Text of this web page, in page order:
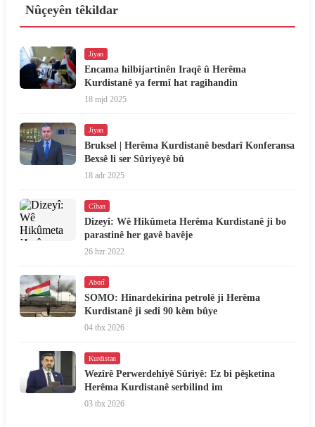
Nûçeyên têkildar
Jiyan
Encama hilbijartinên Iraqê û Herêma
Kurdistanê ya fermî hat ragihandin
18 mjd 2025
Jiyan
Bruksel | Herêma Kurdistanê besdarî Konferansa
Bexsê li ser Sûriyeyê bû
18 adr 2025
Cîhan
Dizeyî: Wê Hikûmeta Herêma Kurdistanê ji bo
parastinê her gavê bavêje
26 hzr 2022
Aborî
SOMO: Hinardekirina petrolê ji Herêma
Kurdistanê ji sedî 90 kêm bûye
04 tbx 2026
Kurdistan
Wezîrê Perwerdehiyê Sûriyê: Ez bi pêşketina
Herêma Kurdistanê serbilind im
03 tbx 2026